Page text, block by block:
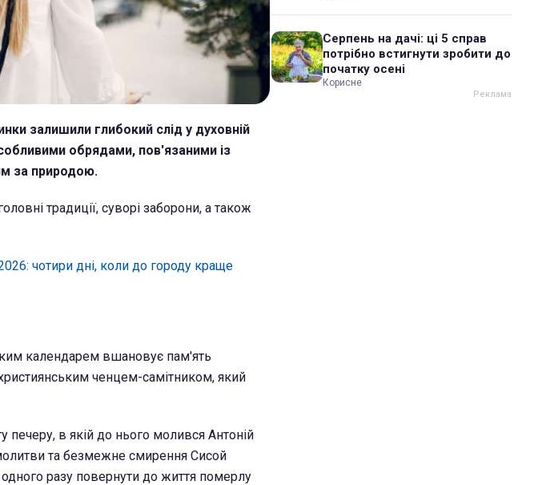
залишили глибокий слід у духовній
обрядами, пов'язаними із
за природою.
традиції, суворі заборони, а також
чотири дні, коли до городу краще
календарем вшановує пам'ять
ченцем-самітником, який
в якій до нього молився Антоній
та безмежне смирення Сисой
разу повернути до життя померлу
Серпень на дачі: ці 5 справ
потрібно встигнути зробити до
початку осені
Корисне